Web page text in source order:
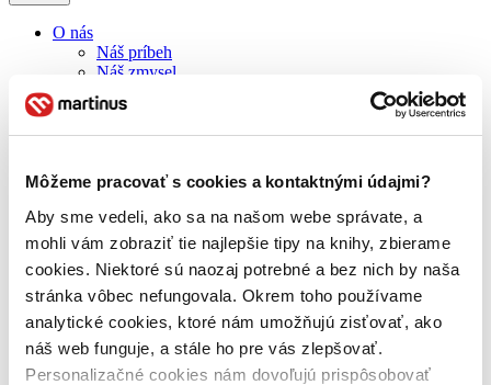
Môžeme pracovať s cookies a kontaktnými údajmi?
Aby sme vedeli, ako sa na našom webe správate, a
mohli vám zobraziť tie najlepšie tipy na knihy, zbierame
cookies. Niektoré sú naozaj potrebné a bez nich by naša
stránka vôbec nefungovala. Okrem toho používame
analytické cookies, ktoré nám umožňujú zisťovať, ako
náš web funguje, a stále ho pre vás zlepšovať.
Personalizačné cookies nám dovoľujú prispôsobovať
O nás
Náš príbeh
Náš zmysel
Galéria Martinusu
Zodpovednosť
Sme B Corp
Zelený Martinus
Nerobíme rozdiely
Pridaj sa
Pridaj sa k nám
Aktuálne ponuky
Výberový proces
Pošlite mi ponuku
Povedali o nás
Projekty
Kampane
Záložky